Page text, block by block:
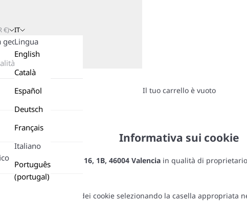
€)
geografica
IT
Lingua
English
Català
Español
Deutsch
Français
Italiano
Português
(portugal)
Il tuo carrello è vuoto
Informativa sui cookie
Via Conte Salvatierra 16, 1B, 46004 Valencia in qualità di
simili e questa politica dei cookie selezionando la casella